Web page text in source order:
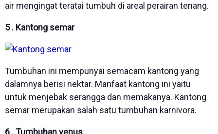
air mengingat teratai tumbuh di areal perairan tenang.
5 . Kantong semar
Tumbuhan ini mempunyai semacam kantong yang
dalamnya berisi nektar. Manfaat kantong ini yaitu
untuk menjebak serangga dan memakanya. Kantong
semar merupakan salah satu tumbuhan karnivora.
6 . Tumbuhan venus